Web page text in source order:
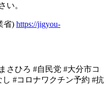
い。
省) https://jigyou-
さひろ #自民党 #大分市コ
#コロナワクチン予約 #抗